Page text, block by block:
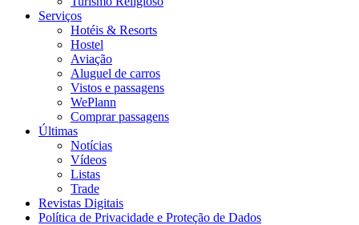
Serviços
Hotéis & Resorts
Hostel
Aviação
Aluguel de carros
Vistos e passagens
WePlann
Comprar passagens
Últimas
Notícias
Vídeos
Listas
Trade
Revistas Digitais
Política de Privacidade e Proteção de Dados